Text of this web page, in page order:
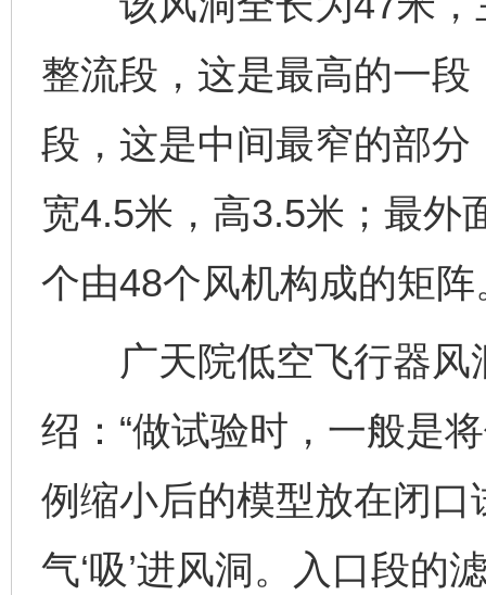
整流段，这是最高的一
段，这是中间最窄的部
宽4.5米，高3.5米；最外
个由48个风机构成的矩阵
广天院低空飞行器风
绍：“做试验时，一般是
例缩小后的模型放在闭
气‘吸’进风洞。入口段的